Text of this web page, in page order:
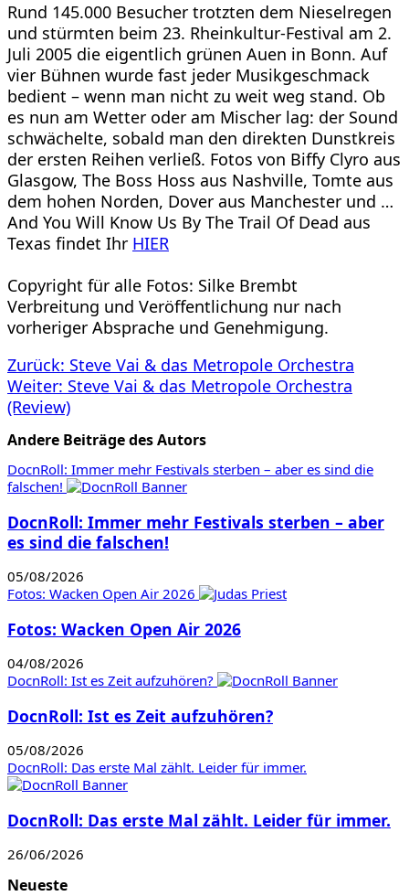
Rund 145.000 Besucher trotzten dem Nieselregen
und stürmten beim 23. Rheinkultur-Festival am 2.
Juli 2005 die eigentlich grünen Auen in Bonn. Auf
vier Bühnen wurde fast jeder Musikgeschmack
bedient – wenn man nicht zu weit weg stand. Ob
es nun am Wetter oder am Mischer lag: der Sound
schwächelte, sobald man den direkten Dunstkreis
der ersten Reihen verließ. Fotos von Biffy Clyro aus
Glasgow, The Boss Hoss aus Nashville, Tomte aus
dem hohen Norden, Dover aus Manchester und …
And You Will Know Us By The Trail Of Dead aus
Texas findet Ihr HIER
Copyright für alle Fotos: Silke Brembt
Verbreitung und Veröffentlichung nur nach
vorheriger Absprache und Genehmigung.
Beitragsnavigation
Zurück: Steve Vai & das Metropole Orchestra
Weiter: Steve Vai & das Metropole Orchestra
(Review)
Andere Beiträge des Autors
DocnRoll: Immer mehr Festivals sterben – aber es sind die
falschen!
DocnRoll: Immer mehr Festivals sterben – aber
es sind die falschen!
05/08/2026
Fotos: Wacken Open Air 2026
Fotos: Wacken Open Air 2026
04/08/2026
DocnRoll: Ist es Zeit aufzuhören?
DocnRoll: Ist es Zeit aufzuhören?
05/08/2026
DocnRoll: Das erste Mal zählt. Leider für immer.
DocnRoll: Das erste Mal zählt. Leider für immer.
26/06/2026
Neueste